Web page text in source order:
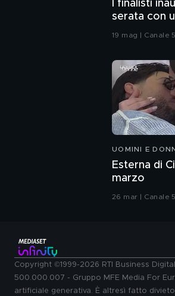
I finalisti
serata con
coreografia
19 mag | Canale 5
UOMINI E
Esterna di
marzo
26 mar | Canale 5
Copyright ©1999-2026 RTI Business
500.000.007 - Gruppo MFE Media For
artificiale generativa. È altresì fatto